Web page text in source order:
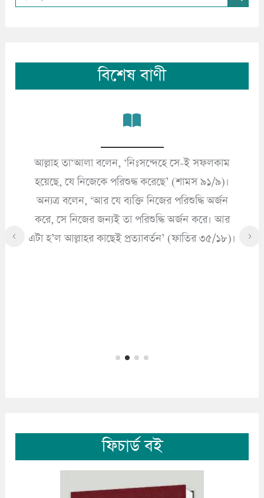
বিশেষ বাণী
আল্লাহ তা‘আলা বলেন, ‘নিঃসন্দেহে সে-ই সফলকাম
হয়েছে, যে নিজেকে পরিশুদ্ধ করেছে’ (শামস ৯১/৯)।
অন্যত্র বলেন, ‘আর যে ব্যক্তি নিজের পরিশুদ্ধি অর্জন
করে, সে নিজের জন্যই তা পরিশুদ্ধি অর্জন করে। আর
এটা হ’ল আল্লাহর কাছেই প্রত্যাবর্তন’ (ফাতির ৩৫/১৮)।
ফিচার্ড বই